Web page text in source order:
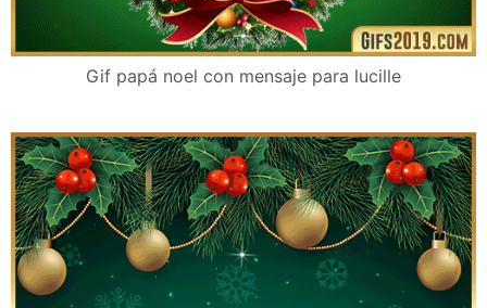
Gif papá noel con mensaje para lucille